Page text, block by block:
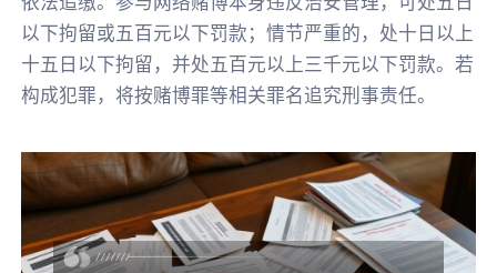
以下拘留或五百元以下罚款；情节严重的，处十日以上
十五日以下拘留，并处五百元以上三千元以下罚款。若
构成犯罪，将按赌博罪等相关罪名追究刑事责任。